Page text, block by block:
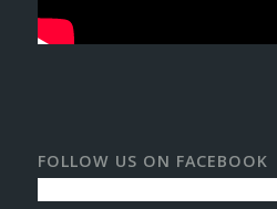
FOLLOW US ON FACEBOOK